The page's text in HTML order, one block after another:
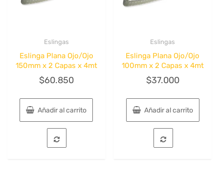
Eslingas
Eslinga Plana Ojo/Ojo
150mm x 2 Capas x 4mt
$60.850
Añadir al carrito
Eslingas
Eslinga Plana Ojo/Ojo
100mm x 2 Capas x 4mt
$37.000
Añadir al carrito